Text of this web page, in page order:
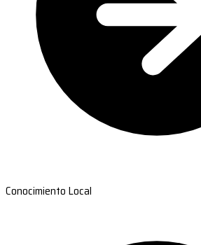
Conocimiento Local